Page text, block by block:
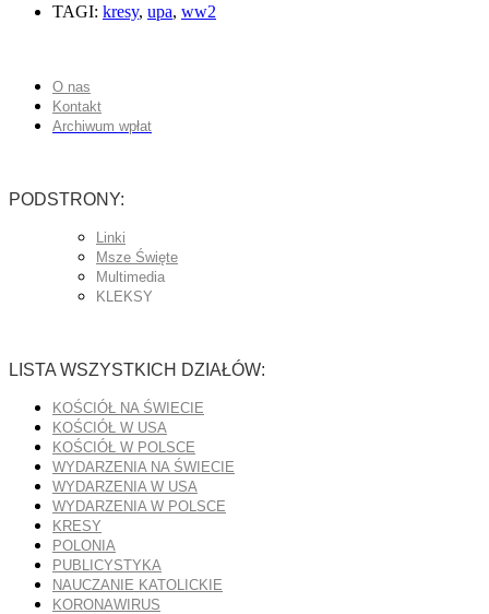
TAGI: kresy, upa, ww2
O nas
Kontakt
Archiwum wpłat
PODSTRONY:
Linki
Msze Święte
Multimedia
KLEKSY
LISTA WSZYSTKICH DZIAŁÓW:
KOŚCIÓŁ NA ŚWIECIE
KOŚCIÓŁ W USA
KOŚCIÓŁ W POLSCE
WYDARZENIA NA ŚWIECIE
WYDARZENIA W USA
WYDARZENIA W POLSCE
KRESY
POLONIA
PUBLICYSTYKA
NAUCZANIE KATOLICKIE
KORONAWIRUS